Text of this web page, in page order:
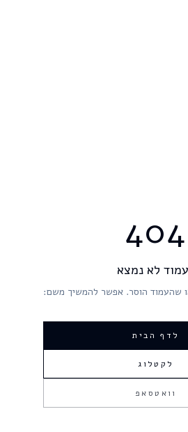
404
לא נמצא
שהעמוד הוסר. אפשר להמשיך משם:
לדף הבית
לקטלוג
וואטסאפ